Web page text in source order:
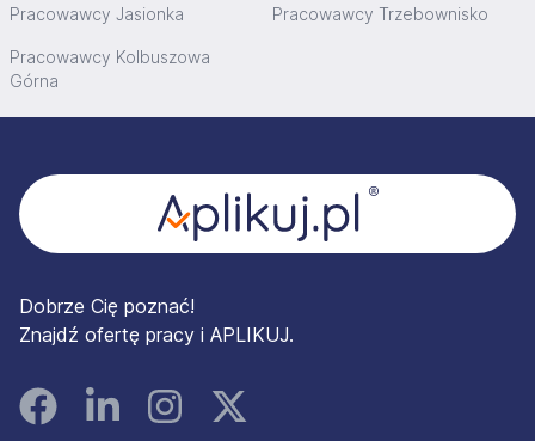
Pracowawcy Jasionka Pracowawcy Trzebownisko
Pracowawcy Kolbuszowa
Górna
Dobrze Cię poznać!
Znajdź ofertę pracy i APLIKUJ.
FacebookLinked InInstagramInstagram